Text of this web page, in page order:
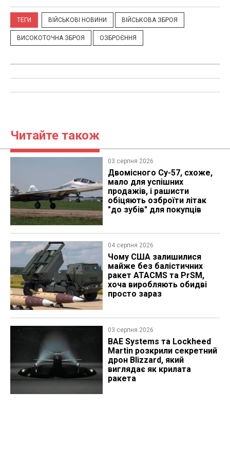
ТЕГИ ВІЙСЬКОВІ НОВИНИ ВІЙСЬКОВА ЗБРОЯ
ВИСОКОТОЧНА ЗБРОЯ ОЗБРОЄННЯ
Читайте також
03 серпня 2026
Двомісного Су-57, схоже,
мало для успішних
продажів, і рашисти
обіцяють озброїти літак
"до зубів" для покупців
04 серпня 2026
Чому США залишилися
майже без балістичних
ракет ATACMS та PrSM,
хоча виробляють обидві
просто зараз
03 серпня 2026
BAE Systems та Lockheed
Martin розкрили секретний
дрон Blizzard, який
виглядає як крилата
ракета